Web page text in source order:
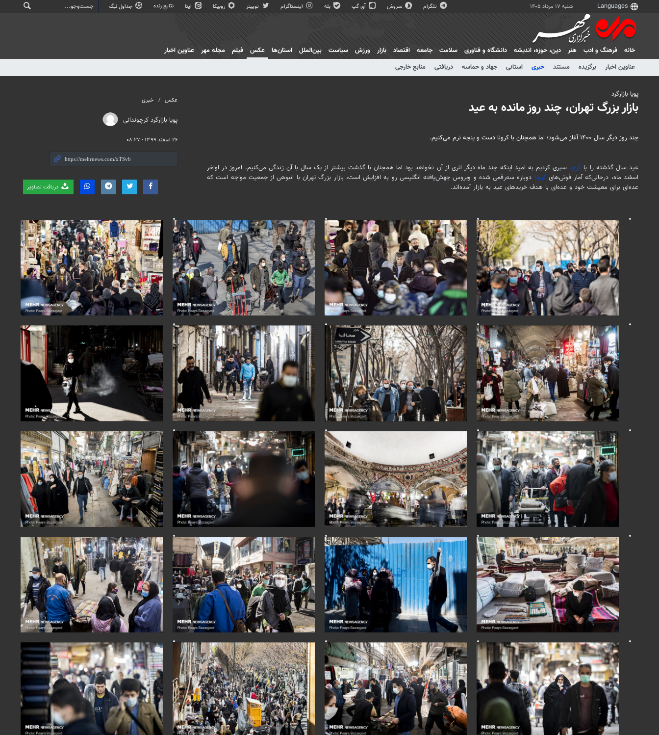
شنبه ۱۷ مرداد ۱۴۰۵ تلگرام سروش آی گپ بله اینستاگرام توییتر روبیکا ایتا نتایج زنده جداول لیگ
خانه فرهنگ و ادب هنر دين، حوزه، انديشه دانشگاه و فناوری سلامت جامعه اقتصاد بازار ورزش سیاست بین‌الملل استان‌ها
عکس
عناوین اخبار
برگزیده مستند خبری استانی جهاد و حماسه دریافتی منابع خارجی
فیلم مجله مهر عناوین اخبار
عکس خبری
پویا بازارگرد کرچوندانی
۲۶ اسفند ۱۳۹۹ - ۰۸:۲۷
دریافت تصاویر
پویا بازارگرد
بازار بزرگ تهران، چند روز مانده به عید
چند روز دیگر سال ۱۴۰۰ آغاز می‌شود؛ اما همچنان با کرونا دست و پنجه نرم می‌کنیم.
عید سال گذشته را با کرونا سپری کردیم به امید اینکه چند ماه دیگر اثری از آن نخواهد بود اما همچنان با گذشت بیشتر از یک سال با آن زندگی می‌کنیم. امروز در اواخر
اسفند ماه، درحالی‌که آمار فوتی‌هایکرونا دوباره سه‌رقمی شده و ویروس جهش‌یافته انگلیسی رو به افزایش است، بازار بزرگ تهران با انبوهی از جمعیت مواجه است که
عده‌ای برای معیشت خود و عده‌ای با هدف خریدهای عید به بازار آمده‌اند.